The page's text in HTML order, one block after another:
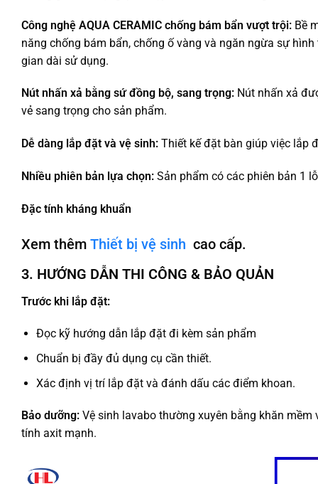
Công nghệ AQUA CERAMIC chống bám bẩn vượt trội: Bề
năng chống bám bẩn, chống ố vàng và ngăn ngừa sự
gian dài sử dụng.
Nút nhấn xả bằng sứ đồng bộ, sang trọng: Nút nhấn xả
vẻ sang trọng cho sản phẩm.
Dễ dàng lắp đặt và vệ sinh: Thiết kế đặt bàn giúp việc lắp
Nhiều phiên bản lựa chọn: Sản phẩm có các phiên bản 1
Đặc tính kháng khuẩn
Xem thêm Thiết bị vệ sinh cao cấp.
3. HƯỚNG DẪN THI CÔNG & BẢO QUẢN
Trước khi lắp đặt:
Đọc kỹ hướng dẫn lắp đặt đi kèm sản phẩm
Chuẩn bị đầy đủ dụng cụ cần thiết.
Xác định vị trí lắp đặt và đánh dấu các điểm khoan.
Bảo dưỡng: Vệ sinh lavabo thường xuyên bằng khăn
tính axit mạnh.